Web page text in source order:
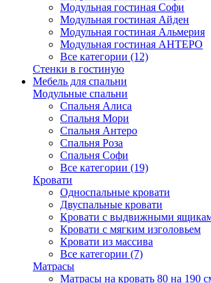
Модульная гостиная Софи
Модульная гостиная Айден
Модульная гостиная Альмерия
Модульная гостиная АНТЕРО
Все категории (12)
Стенки в гостиную
Мебель для спальни
Модульные спальни
Спальня Алиса
Спальня Мори
Спальня Антеро
Спальня Роза
Спальня Софи
Все категории (19)
Кровати
Односпальные кровати
Двуспальные кровати
Кровати с выдвижными
Кровати с мягким изголовьем
Кровати из массива
Все категории (7)
Матрасы
Матрасы на кровать 80 на 190